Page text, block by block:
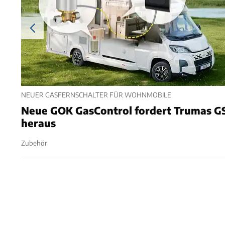
NEUER GASFERNSCHALTER FÜR WOHNMOBILE
Neue GOK GasControl fordert Trumas
heraus
Zubehör